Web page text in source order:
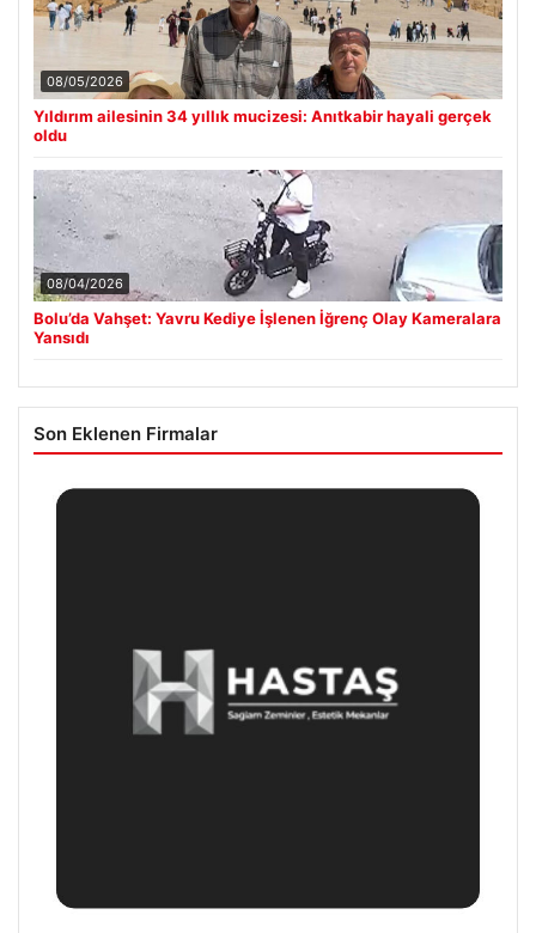
08/05/2026
Yıldırım ailesinin 34 yıllık mucizesi: Anıtkabir hayali gerçek
oldu
08/04/2026
Bolu’da Vahşet: Yavru Kediye İşlenen İğrenç Olay Kameralara
Yansıdı
Son Eklenen Firmalar